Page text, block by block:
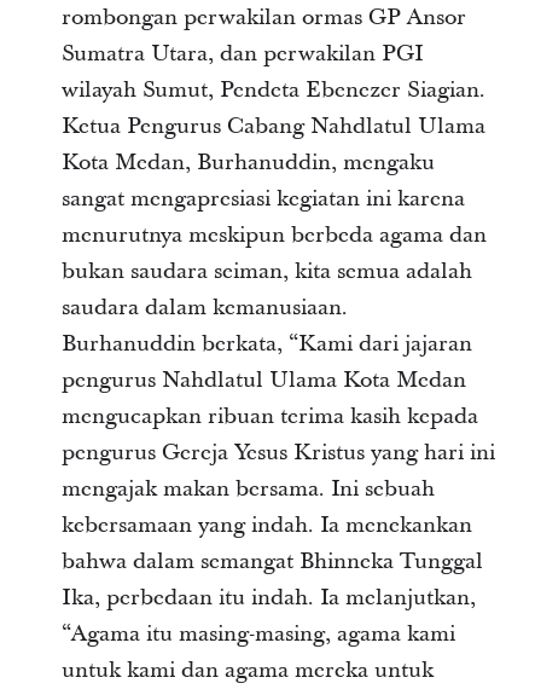
rombongan perwakilan ormas GP Ansor
Sumatra Utara, dan perwakilan PGI
wilayah Sumut, Pendeta Ebenezer Siagian.
Ketua Pengurus Cabang Nahdlatul Ulama
Kota Medan, Burhanuddin, mengaku
sangat mengapresiasi kegiatan ini karena
menurutnya meskipun berbeda agama dan
bukan saudara seiman, kita semua adalah
saudara dalam kemanusiaan.
Burhanuddin berkata, “Kami dari jajaran
pengurus Nahdlatul Ulama Kota Medan
mengucapkan ribuan terima kasih kepada
pengurus Gereja Yesus Kristus yang hari ini
mengajak makan bersama. Ini sebuah
kebersamaan yang indah. Ia menekankan
bahwa dalam semangat Bhinneka Tunggal
Ika, perbedaan itu indah. Ia melanjutkan,
“Agama itu masing-masing, agama kami
untuk kami dan agama mereka untuk